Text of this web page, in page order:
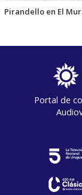
Pirandello en El
Portal de